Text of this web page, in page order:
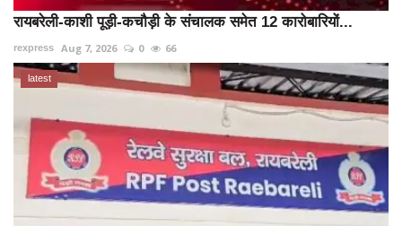
रायबरेली-काशी पूड़ी-कचौड़ी के संचालक समेत 12 कारोबारियों...
rexpress Aug 7, 2026 0 66
latest